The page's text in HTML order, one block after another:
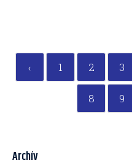
‹ 1 2 3
8 9
Archív